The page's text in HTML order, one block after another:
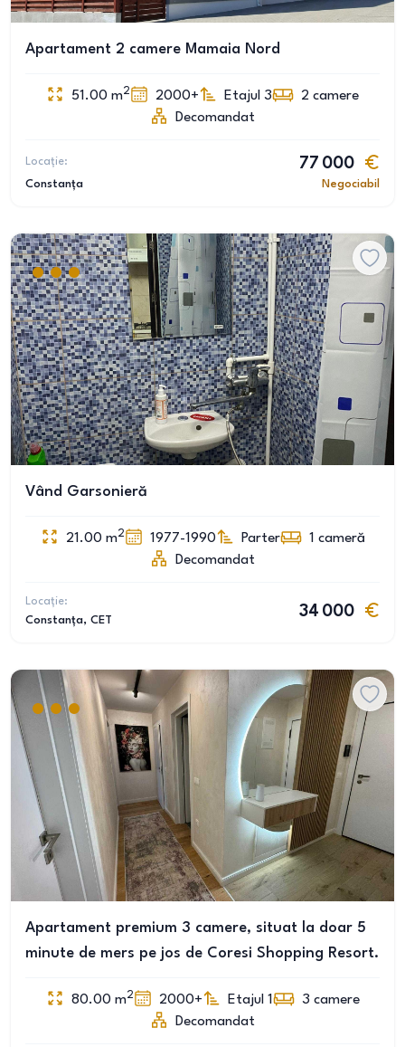
Apartament 2 camere Mamaia Nord
51.00 m2 2000+ Etajul 3 2 camere
Decomandat
Locație:
Constanța
77 000
Negociabil
Vând Garsonieră
21.00 m2 1977-1990 Parter 1 cameră
Decomandat
Locație:
Constanța, CET
34 000
Apartament premium 3 camere, situat la doar 5
minute de mers pe jos de Coresi Shopping Resort.
80.00 m2 2000+ Etajul 1 3 camere
Decomandat